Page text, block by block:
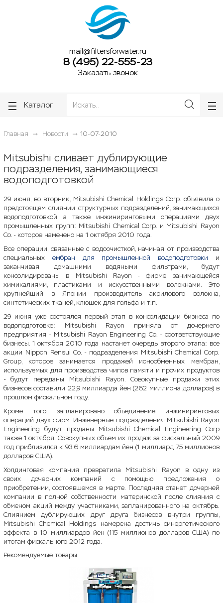
mail@filtersforwater.ru
8 (495) 22-555-23
Заказать звонок
Каталог
Главная Новости 10-07-2010
Mitsubishi сливает дублирующие
подразделения, занимающиеся
водоподготовкой
29 июня, во вторник, Mitsubishi Chemical Holdings Corp. объявила о
предстоящем слиянии структурных подразделений, занимающихся
водоподготовкой, а также инжиниринговыми операциями двух
промышленных групп: Mitsubishi Chemical Corp. и Mitsubishi Rayon
Co. - которое намечено на 1 октября 2010 года.
Все операции, связанные с водоочисткой, начиная от производства
специальных ембран для промышленной водоподготовки и
заканчивая домашними водяными фильтрами, будут
консолидированы в Mitsubishi Rayon - фирме, занимающейся
химикалиями, пластиками и искусственными волокнами. Это
крупнейший в Японии производитель акрилового волокна,
синтетических тканей, клюшек для гольфа и т.п.
29 июня уже состоялся первый этап в консолидации бизнеса по
водоподготовке: Mitsubishi Rayon приняла от дочернего
предприятия - Mitsubishi Rayon Engineering Co. - соответствующие
бизнесы. 1 октября 2010 года настанет очередь второго этапа: все
акции Nippon Rensui Co. - подразделения Mitsubishi Chemical Corp.
Group, которое занимается продажей ионообменных мембран,
используемых для производства чипов памяти и прочих продуктов
- будут переданы Mitsubishi Rayon. Совокупные продажи этих
бизнесов составили 22,9 миллиарда йен (262 миллиона долларов) в
прошлом фискальном году.
Кроме того, запланировано объединение инжиниринговых
операций двух фирм. Инженерные подразделения Mitsubishi Rayon
Engineering будут проданы Mitsubishi Chemical Engineering Corp
также 1 октября. Совокупных объем их продаж за фискальный 2009
год приблизился к 93.6 миллиардам йен (1 миллиард 75 миллионов
долларов США).
Холдинговая компания превратила Mitsubishi Rayon в одну из
своих дочерних компаний с помощью предложения о
приобретении, состоявшемся в марте. Последняя станет дочерней
компании в полной собственности материнской после слияния с
обменом акций между участниками, запланированного на октябрь.
Слиянием дублирующих друг друга бизнесов внутри группы,
Mitsubishi Chemical Holdings намерена достичь синергетического
эффекта в 10 миллиардов йен (115 миллионов долларов США) по
итогам фискального 2012 года.
Рекомендуемые товары